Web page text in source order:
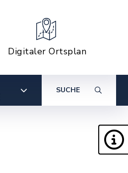
Digitaler Ortsplan
SUCHE